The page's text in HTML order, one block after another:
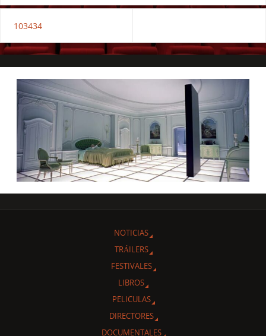
103434
NOTICIAS
TRÁILERS
FESTIVALES
LIBROS
PELICULAS
DIRECTORES
DOCUMENTALES